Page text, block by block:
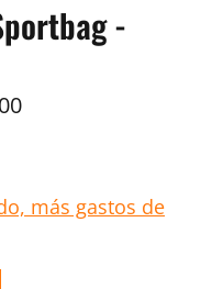
-
más gastos de